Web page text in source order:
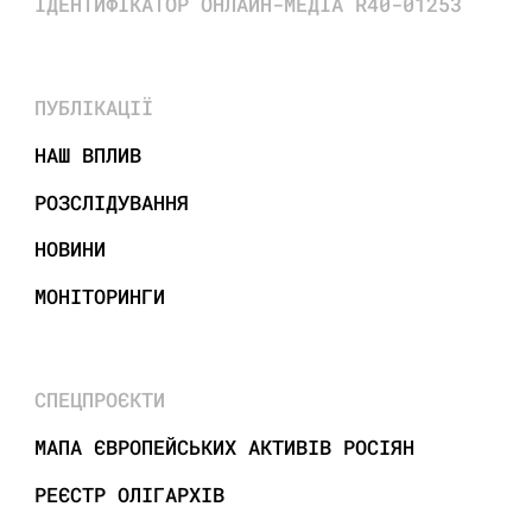
ПУБЛІКАЦІЇ
НАШ ВПЛИВ
РОЗСЛІДУВАННЯ
НОВИНИ
МОНІТОРИНГИ
СПЕЦПРОЄКТИ
МАПА ЄВРОПЕЙСЬКИХ АКТИВІВ РОСІЯН
РЕЄСТР ОЛІГАРХІВ